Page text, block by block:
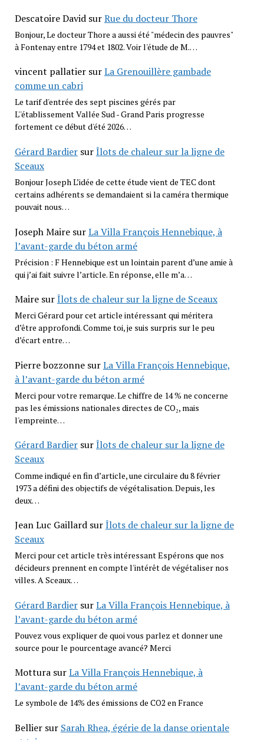
Descatoire DavidsurRue du docteur Thore
Bonjour, Le docteur Thore a aussi été "médecin des pauvres"
à Fontenay entre 1794 et 1802. Voir l'étude de M.…
vincent pallatiersurLa Grenouillère gambade
comme un cabri
Le tarif d'entrée des sept piscines gérés par
L''établissement Vallée Sud - Grand Paris progresse
fortement ce début d'été 2026…
Gérard BardiersurÎlots de chaleur sur la ligne de
Sceaux
Bonjour Joseph L’idée de cette étude vient de TEC dont
certains adhérents se demandaient si la caméra thermique
pouvait nous…
Joseph MairesurLa Villa François Hennebique, à
l’avant-garde du béton armé
Précision : F Hennebique est un lointain parent d’une amie à
qui j’ai fait suivre l’article. En réponse, elle m’a…
MairesurÎlots de chaleur sur la ligne de Sceaux
Merci Gérard pour cet article intéressant qui méritera
d’être approfondi. Comme toi, je suis surpris sur le peu
d’écart entre…
Pierre bozzonnesurLa Villa François Hennebique,
à l’avant-garde du béton armé
Merci pour votre remarque. Le chiffre de 14 % ne concerne
pas les émissions nationales directes de CO₂, mais
l'empreinte…
Gérard BardiersurÎlots de chaleur sur la ligne de
Sceaux
Comme indiqué en fin d’article, une circulaire du 8 février
1973 a défini des objectifs de végétalisation. Depuis, les
deux…
Jean Luc GaillardsurÎlots de chaleur sur la ligne de
Sceaux
Merci pour cet article très intéressant Espérons que nos
décideurs prennent en compte l'intérêt de végétaliser nos
villes. A Sceaux…
Gérard BardiersurLa Villa François Hennebique, à
l’avant-garde du béton armé
Pouvez vous expliquer de quoi vous parlez et donner une
source pour le pourcentage avancé? Merci
MotturasurLa Villa François Hennebique, à
l’avant-garde du béton armé
Le symbole de 14% des émissions de CO2 en France
Belliersur Sarah Rhea, égérie de la danse orientale